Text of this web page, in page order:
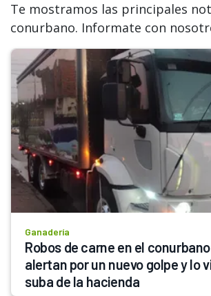
Te mostramos las principales
conurbano. Informate con
Ganadería
Robos de carne en el
alertan por un nuevo golpe y lo
suba de la hacienda